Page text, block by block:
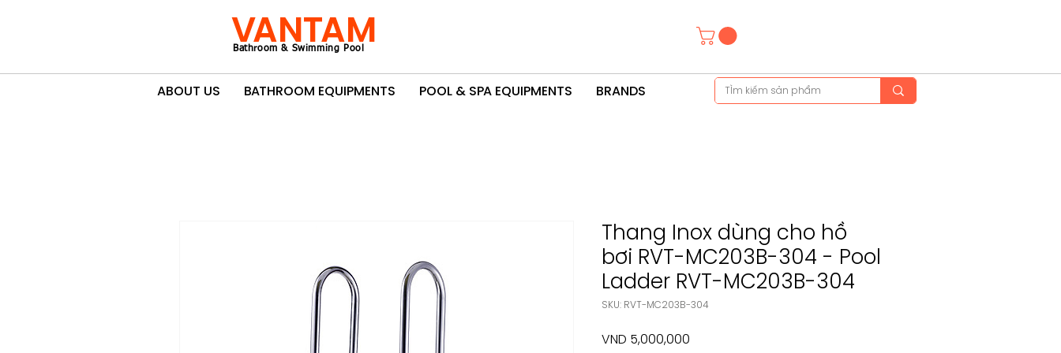
VANTAM
Bathroom & Swimming Pool
ABOUT US BATHROOM EQUIPMENTS POOL & SPA EQUIPMENTS BRANDS
Thang Inox dùng cho hồ
bơi RVT-MC203B-304 - Pool
Ladder RVT-MC203B-304
SKU: RVT-MC203B-304
VND 5,000,000